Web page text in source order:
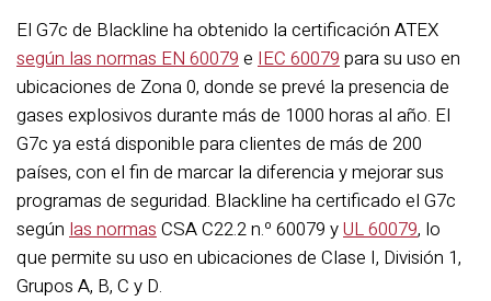
El G7c de Blackline ha obtenido la certificación ATEX
según las normas EN 60079 e IEC 60079 para su uso en
ubicaciones de Zona 0, donde se prevé la presencia de
gases explosivos durante más de 1000 horas al año. El
G7c ya está disponible para clientes de más de 200
países, con el fin de marcar la diferencia y mejorar sus
programas de seguridad. Blackline ha certificado el G7c
según las normas CSA C22.2 n.º 60079 yUL 60079, lo
que permite su uso en ubicaciones de Clase I, División 1,
Grupos A, B, C y D.